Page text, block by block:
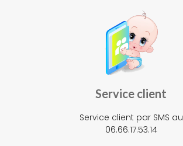
Service client
Service client par SMS au
06.66.17.53.14